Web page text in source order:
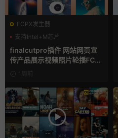
FCPX发生器
支持Intel+M芯片
finalcutpro插件 网站网页宣
传产品展示视频照片轮播FCP
X插件1周前